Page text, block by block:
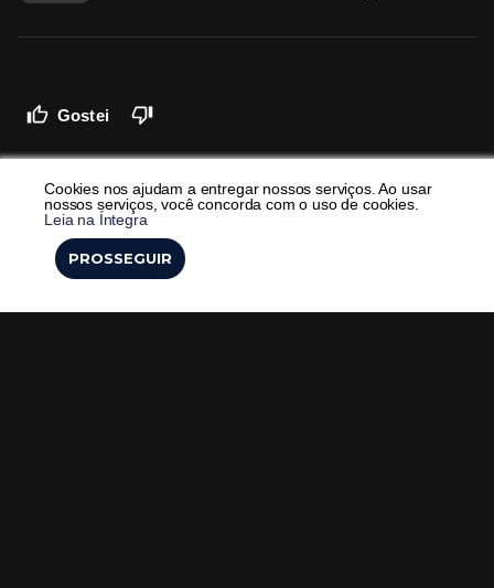
Gostei
Cookies nos ajudam a entregar nossos serviços. Ao usar
nossos serviços, você concorda com o uso de cookies.
Leia na Íntegra
PROSSEGUIR